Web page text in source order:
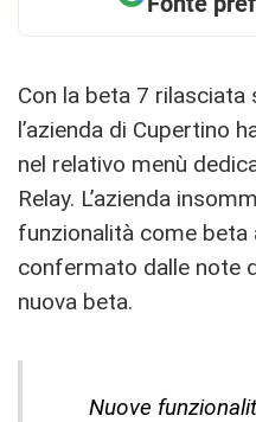
Con la beta 7
l’azienda di Cupertino
nel relativo menù
Relay. L’azienda
funzionalità come beta
confermato dalle note
nuova beta.
Nuove